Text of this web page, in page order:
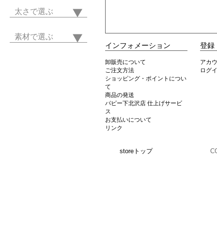
太さで選ぶ
素材で選ぶ
インフォメーション
卸販売について
ご注文方法
ショッピング・ポイントについ
て
商品の発送
パピー下北沢店 仕上げサービ
ス
お支払いについて
リンク
登録
アカ
ログ
storeトップ